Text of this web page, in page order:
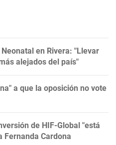
en Rivera: "Llevar
alejados del país"
a que la oposición no vote
de HIF-Global "está
Fernanda Cardona